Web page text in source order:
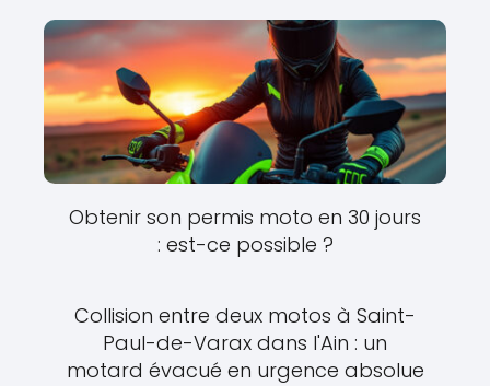
Obtenir son permis moto en 30 jours
: est-ce possible ?
Collision entre deux motos à Saint-
Paul-de-Varax dans l'Ain : un
motard évacué en urgence absolue